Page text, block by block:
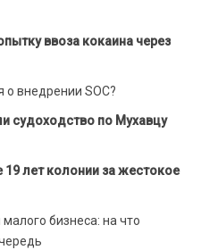
ввоза кокаина через
о внедрении SOC?
судоходство по Мухавцу
лет колонии за жестокое
бизнеса: на что